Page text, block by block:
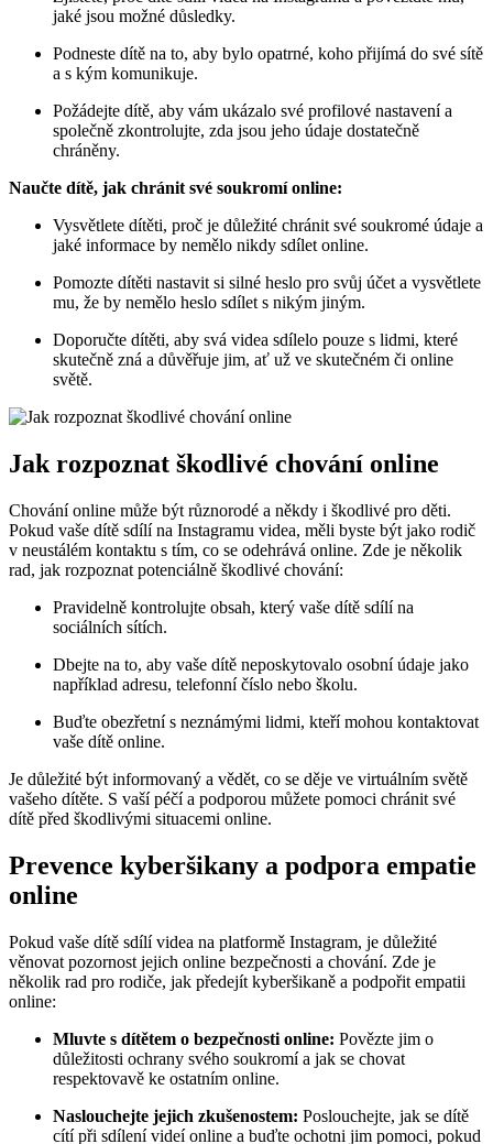
jaké jsou možné důsledky.
Podneste dítě na to, aby bylo opatrné, koho přijímá do své sítě
a s kým komunikuje.
Požádejte dítě, aby vám ukázalo své profilové nastavení a
společně zkontrolujte, zda jsou jeho údaje dostatečně
chráněny.
Naučte dítě, jak chránit své soukromí online:
Vysvětlete dítěti, proč je důležité chránit své soukromé údaje a
jaké informace by nemělo nikdy sdílet online.
Pomozte dítěti nastavit si silné heslo pro svůj účet a vysvětlete
mu, že by nemělo heslo sdílet s nikým jiným.
Doporučte dítěti, aby svá videa sdílelo pouze s lidmi, které
skutečně zná a důvěřuje jim, ať už ve skutečném či online
světě.
Jak rozpoznat škodlivé chování online
Chování online může být různorodé a někdy i škodlivé pro děti.
Pokud vaše dítě sdílí na Instagramu videa, měli byste být jako rodič
v neustálém kontaktu s tím, co se odehrává online. Zde je několik
rad, jak rozpoznat potenciálně škodlivé chování:
Pravidelně kontrolujte obsah, který vaše dítě sdílí na
sociálních sítích.
Dbejte na to, aby vaše dítě neposkytovalo osobní údaje jako
například adresu, telefonní číslo nebo školu.
Buďte obezřetní s neznámými lidmi, kteří mohou kontaktovat
vaše dítě online.
Je důležité být informovaný a vědět, co se děje ve virtuálním světě
vašeho dítěte. S vaší péčí a podporou můžete pomoci chránit své
dítě před škodlivými situacemi online.
Prevence kyberšikany a podpora empatie
online
Pokud vaše dítě sdílí videa na platformě Instagram, je důležité
věnovat pozornost jejich online bezpečnosti a chování. Zde je
několik rad pro rodiče, jak předejít kyberšikaně a podpořit empatii
online:
Mluvte s dítětem o bezpečnosti online: Povězte jim o
důležitosti ochrany svého soukromí a jak se chovat
respektovavě ke ostatním online.
Naslouchejte jejich zkušenostem: Poslouchejte, jak se dítě
cítí při sdílení videí online a buďte ochotni jim pomoci, pokud